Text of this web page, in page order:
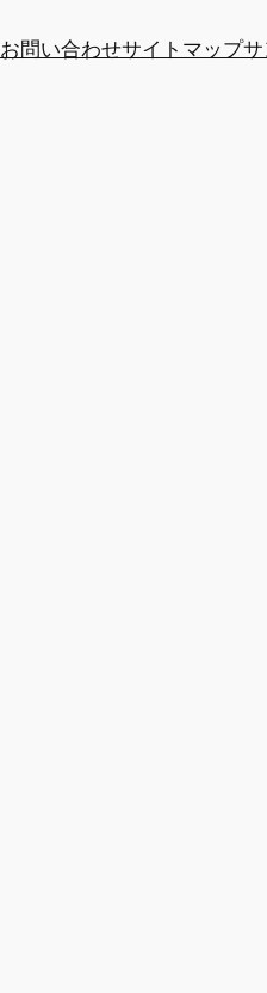
お問い合わせサイトマップ